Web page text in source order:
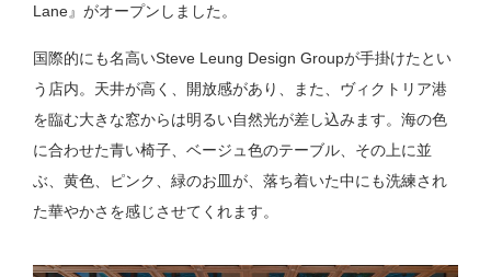
Lane』がオープンしました。
国際的にも名高いSteve Leung Design Groupが手掛けたとい
う店内。天井が高く、開放感があり、また、ヴィクトリア港
を臨む大きな窓からは明るい自然光が差し込みます。海の色
に合わせた青い椅子、ベージュ色のテーブル、その上に並
ぶ、黄色、ピンク、緑のお皿が、落ち着いた中にも洗練され
た華やかさを感じさせてくれます。